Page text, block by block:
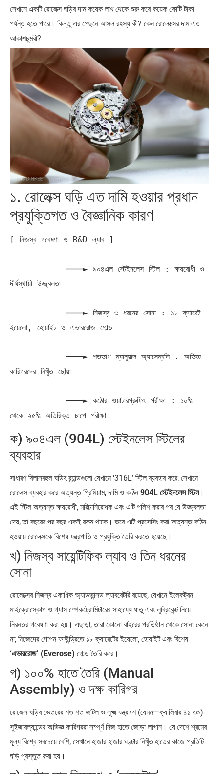
সেখানে একটি রোলেক্স ঘড়ির দাম কয়েক লাখ থেকে শুরু করে কয়েক কোটি টাকা
পর্যন্ত হতে পারে। কিন্তু এর পেছনে আসল রহস্য কী? কেন রোলেক্সের দাম এত
আকাশচুম্বী?
১. রোলেক্স ঘড়ি এত দামি হওয়ার প্রধান
প্রযুক্তিগত ও বৈজ্ঞানিক কারণ
[ নিজস্ব গবেষণা ও R&D ল্যাব ]
দীর্ঘস্থায়ী উজ্জ্বলতা
ইয়েলো, হোয়াইট ও এভাররোজ গোল্ড
কারিগরদের নিখুঁত ছোঁয়া
ক) ৯০৪এল (904L) স্টেইনলেস স্টিলের
ব্যবহার
সাধারণ বিলাসবহুল ঘড়ির ব্র্যান্ডগুলো যেখানে ‘316L’ স্টিল ব্যবহার করে, সেখানে
রোলেক্স ব্যবহার করে অত্যন্ত প্রিমিয়াম, দামি ও কঠিন 904L স্টেইনলেস স্টিল।
এই স্টিল অত্যন্ত ক্ষয়রোধী, মরিচানিরোধক এবং এটি পলিশ করার পর যে উজ্জ্বলতা
দেয়, তা বছরের পর বছর একই রকম থাকে। তবে এটি প্রসেসিং করা অত্যন্ত কঠিন
হওয়ায় রোলেক্সকে বিশেষ যন্ত্রপাতি ও প্রযুক্তি তৈরি করতে হয়েছে।
খ) নিজস্ব সায়েন্টিফিক ল্যাব ও তিন ধরনের
সোনা
রোলেক্সের নিজস্ব একাধিক অ্যাডভান্সড ল্যাবরেটরি রয়েছে, যেখানে ইলেকট্রন
মাইক্রোস্কোপ ও গ্যাস স্পেকট্রোমিটারের সাহায্যে ধাতু এবং লুব্রিকেন্ট নিয়ে
নিরন্তর গবেষণা করা হয়। এছাড়া, তারা কোনো বাইরের প্রতিষ্ঠান থেকে সোনা কেনে
না; নিজেদের গোপন ফাউন্ড্রিতে ১৮ ক্যারেটের ইয়েলো, হোয়াইট এবং বিশেষ
‘এভাররোজ’ (Everose) গোল্ড তৈরি করে।
গ) ১০০% হাতে তৈরি (Manual
Assembly) ও দক্ষ কারিগর
রোলেক্স ঘড়ির ভেতরের শত শত জটিল ও সূক্ষ্ম যন্ত্রাংশ (যেমন—ক্যালিবার ৪১ ৩০)
সুইজারল্যান্ডের অভিজ্ঞ কারিগররা সম্পূর্ণ নিজ হাতে জোড়া লাগান। যে দেশে শ্রমের
মূল্য বিশ্বে সবচেয়ে বেশি, সেখানে হাজার হাজার ঘণ্টার নিখুঁত হাতের কাজে প্রতিটি
ঘড়ি প্রস্তুত করা হয়।